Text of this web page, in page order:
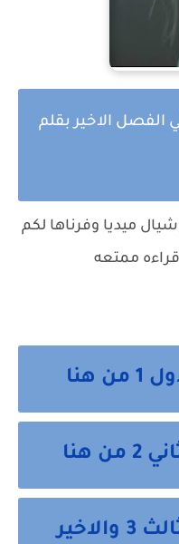
الفصل الاخير بقلم
ميديا وفرناها لكم
ممتعه
هنا
هنا
رواية عاقر الفصل الثالث 3 والاخير